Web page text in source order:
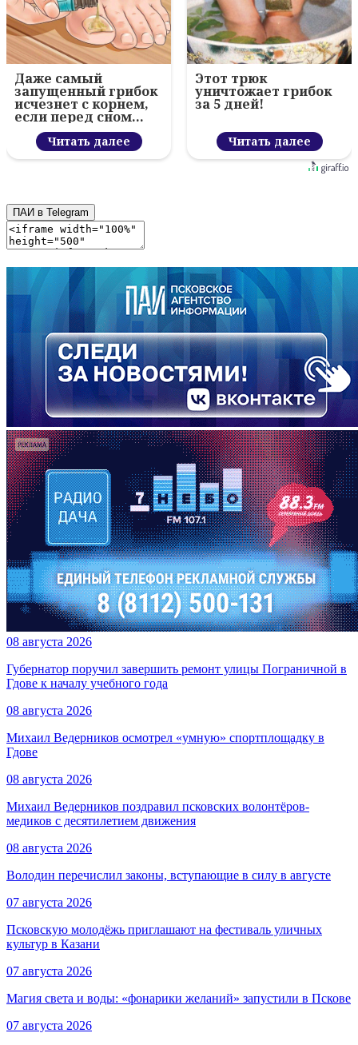
Даже самый
запущенный грибок
исчезнет с корнем,
если перед сном…
Читать далее
Этот трюк
уничтожает грибок
за 5 дней!
Читать далее
ПАИ в Telegram
08 августа 2026
Губернатор поручил завершить ремонт улицы Пограничной в
Гдове к началу учебного года
08 августа 2026
Михаил Ведерников осмотрел «умную» спортплощадку в
Гдове
08 августа 2026
Михаил Ведерников поздравил псковских волонтёров-
медиков с десятилетием движения
08 августа 2026
Володин перечислил законы, вступающие в силу в августе
07 августа 2026
Псковскую молодёжь приглашают на фестиваль уличных
культур в Казани
07 августа 2026
Магия света и воды: «фонарики желаний» запустили в Пскове
07 августа 2026